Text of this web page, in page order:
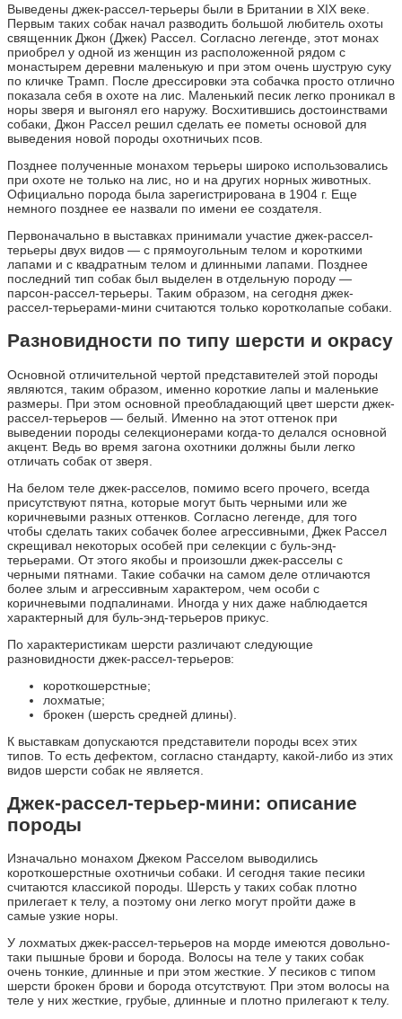
Выведены джек-рассел-терьеры были в Британии в XIX веке.
Первым таких собак начал разводить большой любитель охоты
священник Джон (Джек) Рассел. Согласно легенде, этот монах
приобрел у одной из женщин из расположенной рядом с
монастырем деревни маленькую и при этом очень шуструю суку
по кличке Трамп. После дрессировки эта собачка просто отлично
показала себя в охоте на лис. Маленький песик легко проникал в
норы зверя и выгонял его наружу. Восхитившись достоинствами
собаки, Джон Рассел решил сделать ее пометы основой для
выведения новой породы охотничьих псов.
Позднее полученные монахом терьеры широко использовались
при охоте не только на лис, но и на других норных животных.
Официально порода была зарегистрирована в 1904 г. Еще
немного позднее ее назвали по имени ее создателя.
Первоначально в выставках принимали участие джек-рассел-
терьеры двух видов — с прямоугольным телом и короткими
лапами и с квадратным телом и длинными лапами. Позднее
последний тип собак был выделен в отдельную породу —
парсон-рассел-терьеры. Таким образом, на сегодня джек-
рассел-терьерами-мини считаются только коротколапые собаки.
Разновидности по типу шерсти и окрасу
Основной отличительной чертой представителей этой породы
являются, таким образом, именно короткие лапы и маленькие
размеры. При этом основной преобладающий цвет шерсти джек-
рассел-терьеров — белый. Именно на этот оттенок при
выведении породы селекционерами когда-то делался основной
акцент. Ведь во время загона охотники должны были легко
отличать собак от зверя.
На белом теле джек-расселов, помимо всего прочего, всегда
присутствуют пятна, которые могут быть черными или же
коричневыми разных оттенков. Согласно легенде, для того
чтобы сделать таких собачек более агрессивными, Джек Рассел
скрещивал некоторых особей при селекции с буль-энд-
терьерами. От этого якобы и произошли джек-расселы с
черными пятнами. Такие собачки на самом деле отличаются
более злым и агрессивным характером, чем особи с
коричневыми подпалинами. Иногда у них даже наблюдается
характерный для буль-энд-терьеров прикус.
По характеристикам шерсти различают следующие
разновидности джек-рассел-терьеров:
короткошерстные;
лохматые;
брокен (шерсть средней длины).
К выставкам допускаются представители породы всех этих
типов. То есть дефектом, согласно стандарту, какой-либо из этих
видов шерсти собак не является.
Джек-рассел-терьер-мини: описание
породы
Изначально монахом Джеком Расселом выводились
короткошерстные охотничьи собаки. И сегодня такие песики
считаются классикой породы. Шерсть у таких собак плотно
прилегает к телу, а поэтому они легко могут пройти даже в
самые узкие норы.
У лохматых джек-рассел-терьеров на морде имеются довольно-
таки пышные брови и борода. Волосы на теле у таких собак
очень тонкие, длинные и при этом жесткие. У песиков с типом
шерсти брокен брови и борода отсутствуют. При этом волосы на
теле у них жесткие, грубые, длинные и плотно прилегают к телу.